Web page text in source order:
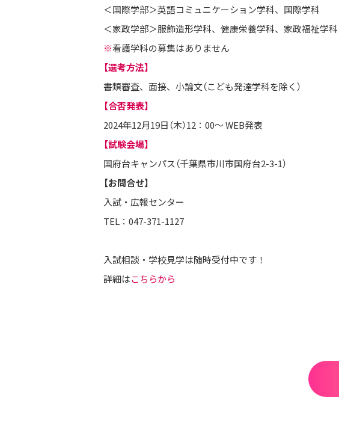
＜国際学部＞英語コミュニケーション学科、国際学科
＜家政学部＞服飾造形学科、健康栄養学科、家政福祉学科
※看護学科の募集はありません
【選考方法】
書類審査、面接、小論文（こども発達学科を除く）
【合否発表】
2024年12月19日（木）12：00～ WEB発表
【試験会場】
国府台キャンパス（千葉県市川市国府台2-3-1）
【お問合せ】
入試・広報センター
TEL：047-371-1127
入試相談・学校見学は随時受付中です！
詳細はこちらから